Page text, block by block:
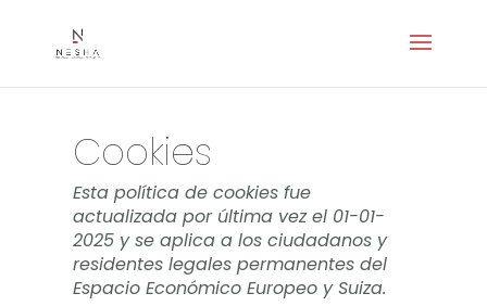
Cookies
Esta política de cookies fue
actualizada por última vez el 01-01-
2025 y se aplica a los ciudadanos y
residentes legales permanentes del
Espacio Económico Europeo y Suiza.